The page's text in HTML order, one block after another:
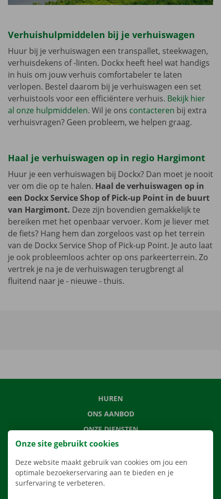
Verhuishulpmiddelen bij je verhuiswagen
Huur bij je verhuiswagen een transpallet, steekwagen,
verhuisdekens of -linten. Dockx heeft heel wat handigs
in huis om jouw verhuis comfortabeler te laten
verlopen. Bestel daarom bij je verhuiswagen een set
verhuistools voor een efficiëntere verhuis. Bekijk hier
al onze hulpmiddelen. Wil je ons contacteren bij extra
verhuisvragen? Geen probleem, we helpen graag.
Haal je verhuiswagen op in regio Hargimont
Huur je een verhuiswagen bij Dockx? Dan moet je nooit
ver om die op te halen. Haal de verhuiswagen op in
een Dockx Service Shop of Pick-up Point in de buurt
van Hargimont. Deze zijn bovendien gemakkelijk te
bereiken met het openbaar vervoer. Kom je liever met
de fiets? Hang hem dan zorgeloos vast op het terrein
van de Dockx Service Shop of Pick-up Point. Je auto laat
je ook probleemloos achter op ons parkeerterrein. Zo
vertrek je na je de verhuiswagen terugbrengt al
fluitend naar je - nieuwe - thuis.
HUREN
ONS AANBOD
ONZE DIENSTEN
LOCATIES
APP
VERHUISOPLOSSINGEN
Onze site gebruikt cookies
Deze website maakt gebruik van cookies om jou een
optimale bezoekerservaring aan te bieden en je
surfervaring te verbeteren.